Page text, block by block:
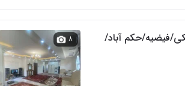
پزشکی/فیضیه/حکم آباد/
۸